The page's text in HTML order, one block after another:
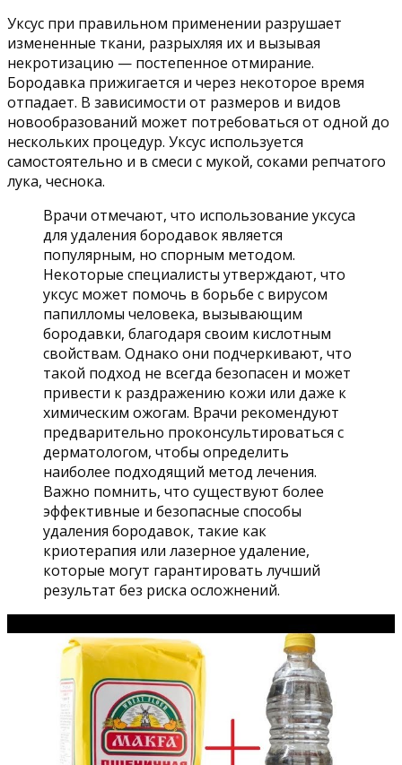
Уксус при правильном применении разрушает
измененные ткани, разрыхляя их и вызывая
некротизацию — постепенное отмирание.
Бородавка прижигается и через некоторое время
отпадает. В зависимости от размеров и видов
новообразований может потребоваться от одной до
нескольких процедур. Уксус используется
самостоятельно и в смеси с мукой, соками репчатого
лука, чеснока.
Врачи отмечают, что использование уксуса
для удаления бородавок является
популярным, но спорным методом.
Некоторые специалисты утверждают, что
уксус может помочь в борьбе с вирусом
папилломы человека, вызывающим
бородавки, благодаря своим кислотным
свойствам. Однако они подчеркивают, что
такой подход не всегда безопасен и может
привести к раздражению кожи или даже к
химическим ожогам. Врачи рекомендуют
предварительно проконсультироваться с
дерматологом, чтобы определить
наиболее подходящий метод лечения.
Важно помнить, что существуют более
эффективные и безопасные способы
удаления бородавок, такие как
криотерапия или лазерное удаление,
которые могут гарантировать лучший
результат без риска осложнений.